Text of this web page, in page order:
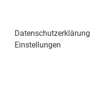
Datenschutzerklärung
Einstellungen